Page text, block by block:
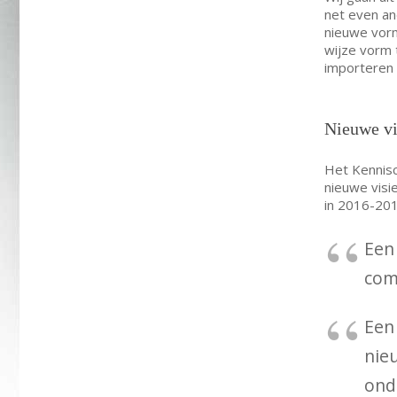
net even
nieuwe
wijze vorm
importeren
Nieuwe
Het
nieuwe
in 2016-